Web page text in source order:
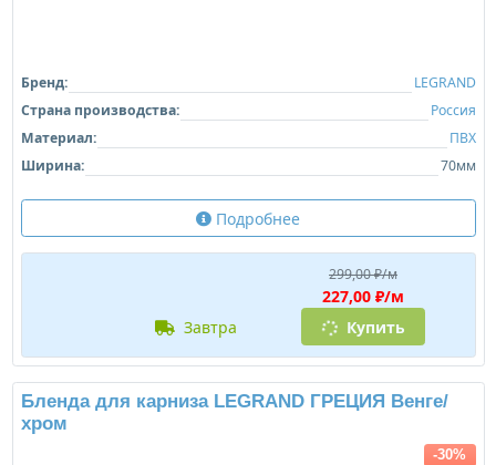
Бренд:
LEGRAND
Страна производства:
Россия
Материал:
ПВХ
Ширина:
70мм
Подробнее
299,00 ₽/м
227,00 ₽/м
завтра
Купить
Бленда для карниза LEGRAND ГРЕЦИЯ Венге/
хром
-30%